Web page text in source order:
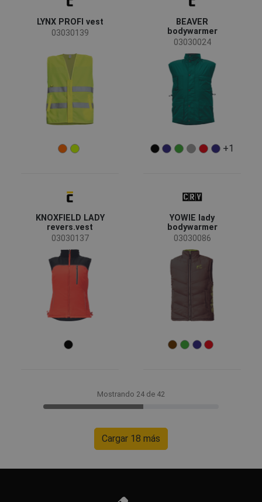
LYNX PROFI vest
03030139
BEAVER
bodywarmer
03030024
+1
KNOXFIELD LADY
revers.vest
03030137
YOWIE lady
bodywarmer
03030086
Mostrando 24 de 42
Cargar 18 más